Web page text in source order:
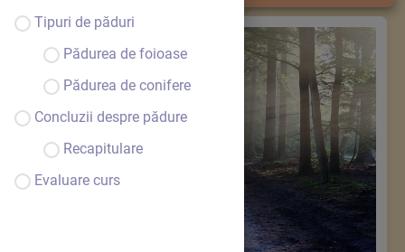
Tipuri de păduri
Pădurea de foioase
Pădurea de conifere
Concluzii despre pădure
Recapitulare
Evaluare curs